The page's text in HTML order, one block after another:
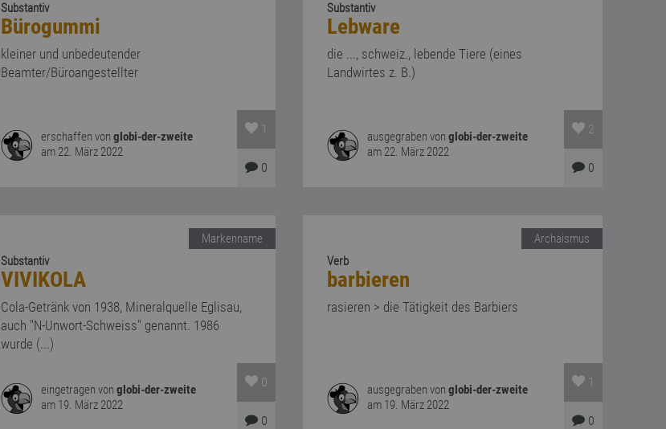
Substantiv
Bürogummi
kleiner und unbedeutender
Beamter/Büroangestellter
erschaffen von globi-der-zweite
am 22. März 2022
1
0
Substantiv
Lebware
die ..., schweiz., lebende Tiere (eines
Landwirtes z. B.)
ausgegraben vonglobi-der-zweite
am 22. März 2022
2
0
Markenname
Substantiv
VIVIKOLA
Cola-Getränk von 1938, Mineralquelle Eglisau,
auch "N-Unwort-Schweiss" genannt. 1986
wurde (...)
eingetragen von globi-der-zweite
am 19. März 2022
0
0
Archaismus
Verb
barbieren
rasieren > die Tätigkeit des Barbiers
ausgegraben vonglobi-der-zweite
am 19. März 2022
1
0